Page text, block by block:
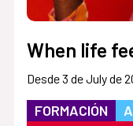
When life
Desde 3 de July de
FORMACIÓN